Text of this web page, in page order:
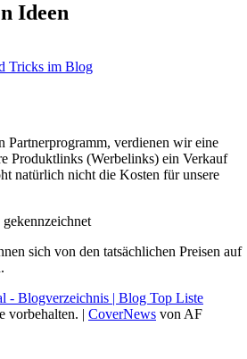
Ideen
Tricks im Blog
Partnerprogramm, verdienen wir eine
Produktlinks (Werbelinks) ein Verkauf
natürlich nicht die Kosten für unsere
sich von den tatsächlichen Preisen auf
vorbehalten. | CoverNews von AF